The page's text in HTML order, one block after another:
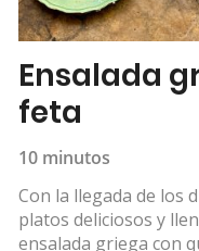
Ensalada
feta
10 minutos
Con la llegada de los
platos deliciosos y
ensalada griega con